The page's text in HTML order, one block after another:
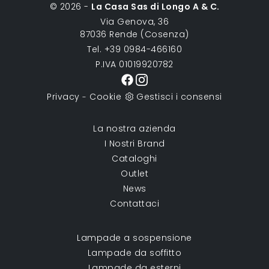
© 2026 - La Casa Sas di Longo A & C.
Via Genova, 36
87036 Rende (Cosenza)
Tel. +39 0984-466160
P.IVA 01019920782
Privacy - Cookie Gestisci i consensi
La nostra azienda
I Nostri Brand
Cataloghi
Outlet
News
Contattaci
Lampade a sospensione
Lampade da soffitto